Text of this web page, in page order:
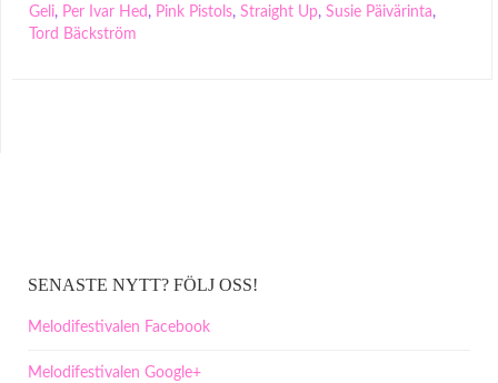
Geli, Per Ivar Hed , Pink Pistols, Straight Up, Susie Päivärinta,
Tord Bäckström
SENASTE NYTT? FÖLJ OSS!
Melodifestivalen Facebook
Melodifestivalen Google+